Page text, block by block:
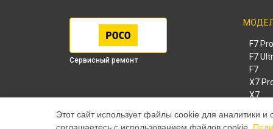
Сервисный ремонт
F7 Pro
F7
F7
X7
X7
M8
Этот сайт использует файлы cookie для аналитики и
соглашаетесь с использованием файлов cookie.